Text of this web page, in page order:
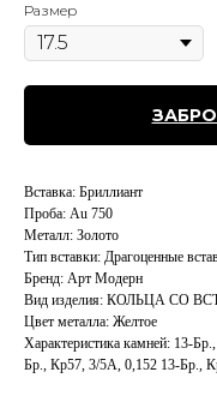
Размер
Вставка: Бриллиант
Проба: Au 750
Металл: Золото
Тип вставки: Драгоценные
Бренд: Арт Модерн
Вид изделия: КОЛЬЦА СО
Цвет металла: Желтое
Характеристика камней: 13-
Бр., Кр57, 3/5А, 0,152 13-Бр.,